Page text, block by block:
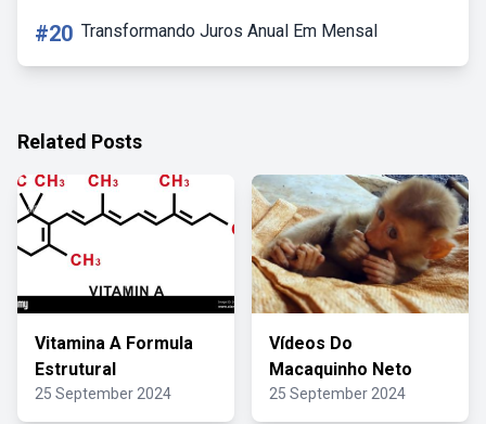
#20 Transformando Juros Anual Em Mensal
Related Posts
Vitamina A Formula
Estrutural
25 September 2024
Vídeos Do
Macaquinho Neto
25 September 2024